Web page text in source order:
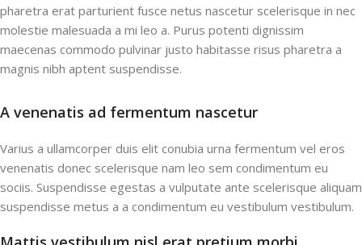
pharetra erat parturient fusce netus nascetur scelerisque in nec
molestie malesuada a mi leo a. Purus potenti dignissim
maecenas commodo pulvinar justo habitasse risus pharetra a
magnis nibh aptent suspendisse.
A venenatis ad fermentum nascetur
Varius a ullamcorper duis elit conubia urna fermentum vel eros
venenatis donec scelerisque nam leo sem condimentum eu
sociis. Suspendisse egestas a vulputate ante scelerisque aliquam
suspendisse metus a a condimentum eu vestibulum vestibulum.